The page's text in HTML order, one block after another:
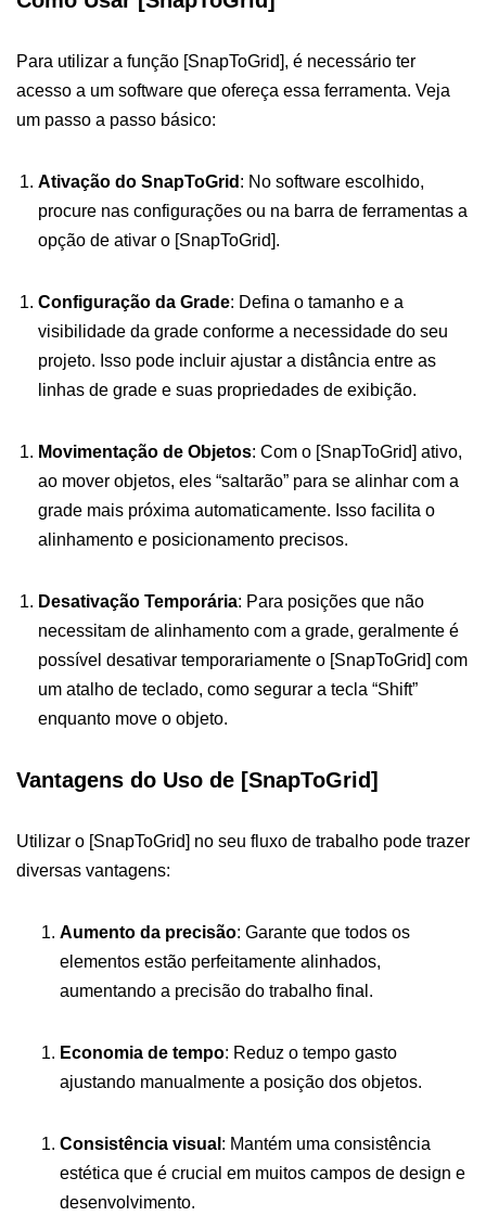
Para utilizar a função [SnapToGrid], é necessário ter
acesso a um software que ofereça essa ferramenta. Veja
um passo a passo básico:
Ativação do SnapToGrid : No software escolhido,
procure nas configurações ou na barra de ferramentas a
opção de ativar o [SnapToGrid].
Configuração da Grade: Defina o tamanho e a
visibilidade da grade conforme a necessidade do seu
projeto. Isso pode incluir ajustar a distância entre as
linhas de grade e suas propriedades de exibição.
Movimentação de Objetos: Com o [SnapToGrid] ativo,
ao mover objetos, eles “saltarão” para se alinhar com a
grade mais próxima automaticamente. Isso facilita o
alinhamento e posicionamento precisos.
Desativação Temporária: Para posições que não
necessitam de alinhamento com a grade, geralmente é
possível desativar temporariamente o [SnapToGrid] com
um atalho de teclado, como segurar a tecla “Shift”
enquanto move o objeto.
Vantagens do Uso de [SnapToGrid]
Utilizar o [SnapToGrid] no seu fluxo de trabalho pode trazer
diversas vantagens:
Aumento da precisão: Garante que todos os
elementos estão perfeitamente alinhados,
aumentando a precisão do trabalho final.
Economia de tempo: Reduz o tempo gasto
ajustando manualmente a posição dos objetos.
Consistência visual : Mantém uma consistência
estética que é crucial em muitos campos de design e
desenvolvimento.